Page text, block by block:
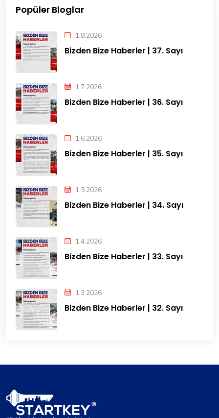
Popüler Bloglar
1.8.2026
Bizden Bize Haberler | 37. Sayı
1.7.2026
Bizden Bize Haberler | 36. Sayı
1.6.2026
Bizden Bize Haberler | 35. Sayı
1.5.2026
Bizden Bize Haberler | 34. Sayı
1.4.2026
Bizden Bize Haberler | 33. Sayı
1.3.2026
Bizden Bize Haberler | 32. Sayı